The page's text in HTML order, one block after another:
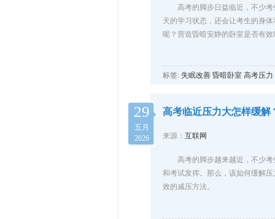
高考的脚步日益临近，不少
天的学习状态，还会让考生的身
呢？营造昏暗安静的卧室是否有
标签: 失眠改善 昏暗卧室 高考压力
29
五月
2026
高考临近压力大怎样缓解
来源： 互联网
高考的脚步越来越近，不少
和考试发挥。那么，该如何缓解
效的减压方法。